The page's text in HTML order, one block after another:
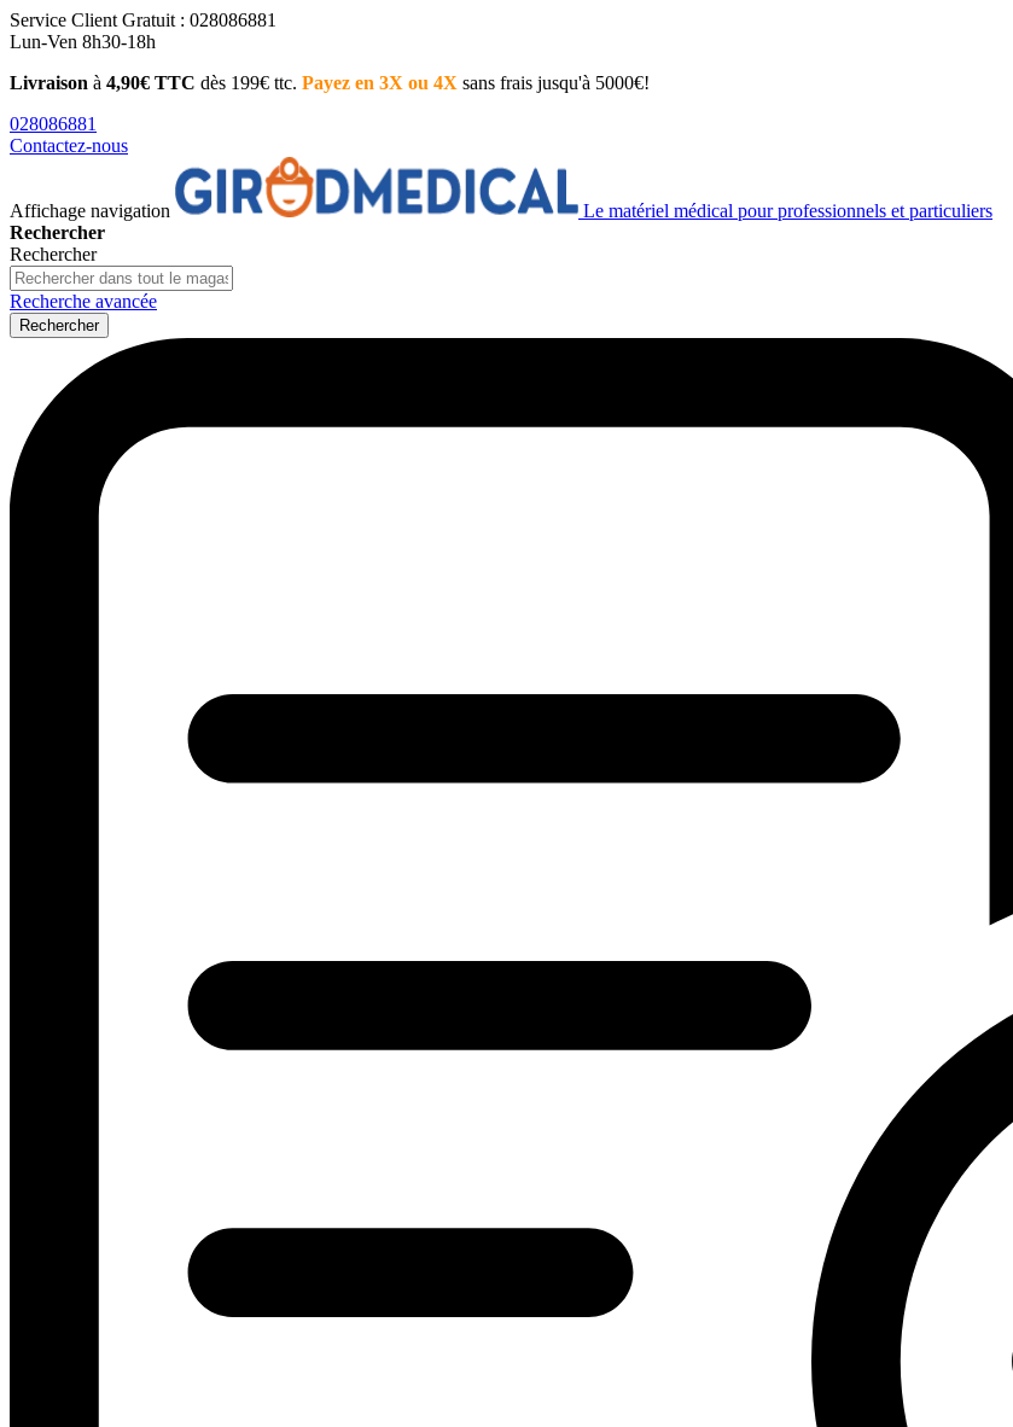
Service Client Gratuit : 028086881
Lun-Ven 8h30-18h
Livraison à 4,90€ TTC dès 199€ ttc. Payez en 3X ou 4X sans frais jusqu'à 5000€!
028086881
Contactez-nous
Affichage navigation
Le matériel médical pour professionnels et particuliers
Rechercher
Rechercher
Recherche avancée
Rechercher